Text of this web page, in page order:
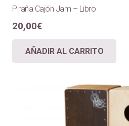
Piraña Cajón Jam – Libro
20,00€
AÑADIR AL CARRITO